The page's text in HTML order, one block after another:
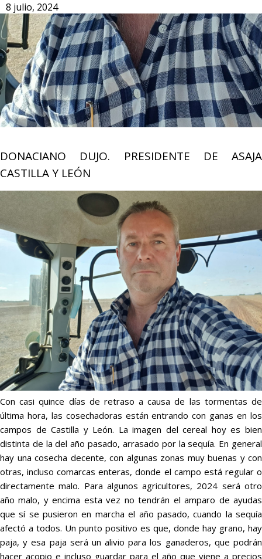
8 julio, 2024
DONACIANO DUJO. PRESIDENTE DE ASAJA
CASTILLA Y LEÓN
Con casi quince días de retraso a causa de las tormentas de
última hora, las cosechadoras están entrando con ganas en los
campos de Castilla y León. La imagen del cereal hoy es bien
distinta de la del año pasado, arrasado por la sequía. En general
hay una cosecha decente, con algunas zonas muy buenas y con
otras, incluso comarcas enteras, donde el campo está regular o
directamente malo. Para algunos agricultores, 2024 será otro
año malo, y encima esta vez no tendrán el amparo de ayudas
que sí se pusieron en marcha el año pasado, cuando la sequía
afectó a todos. Un punto positivo es que, donde hay grano, hay
paja, y esa paja será un alivio para los ganaderos, que podrán
hacer acopio e incluso guardar para el año que viene a precios